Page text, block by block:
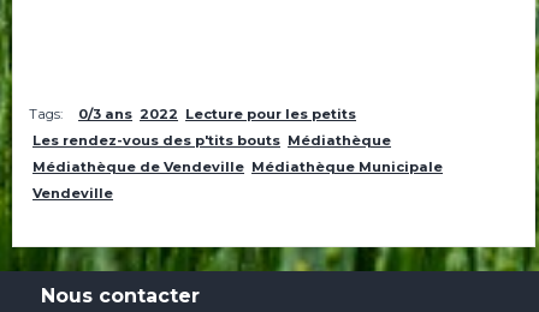
Tags: 0/3 ans 2022 Lecture pour les petits
Les rendez-vous des p'tits bouts Médiathèque
Médiathèque de Vendeville Médiathèque Municipale
Vendeville
Nous contacter